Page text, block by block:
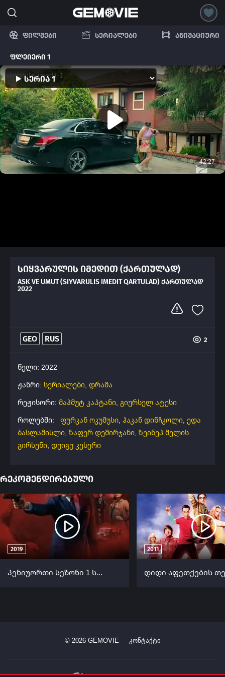
ფილმები სერიალები ანიმაციური
ფლეიერი 1
სიყვარულის იმედით (ქართულად)
ASK VE UMUT (SIYVARULIS IMEDIT QARTULAD) ᲥᲐᲠᲗᲣᲚᲐᲓ
2022
GEO RUS 2
წელი: 2022
ჟანრი: სერიალები, დრამა
რეჟისორი: მაჰმუტ კაპტანი, გიურსელ ატესი
როლებში:
ფურკან ოკუმუსი, ჰაკან დინჩკოლი, ედა
ბასლამისლი, ზაფერ დემირჯანი, ზეინეპ მელის
გირსენი, დუიგუ კესერი
რეკომენდირებული
2019
პენიუორთი სეზონი 1 სეზონი 1 (ქართულად) / Pennyworth Season 1 ქართულად
2011
© 2026GEMOVIE კონტაქტი